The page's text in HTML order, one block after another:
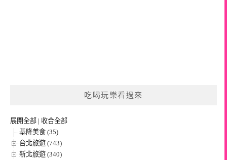
吃喝玩樂看過來
展開全部 | 收合全部
基隆美食 (35)
台北旅遊 (743)
新北旅遊 (340)